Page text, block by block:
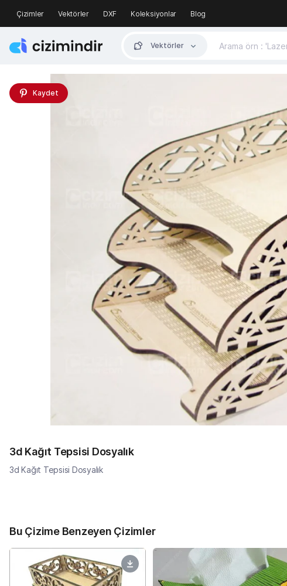
Çizimler Vektörler DXF Koleksiyonlar Blog
Vektörler
Kaydet
3d Kağıt Tepsisi Dosyalık
3d Kağıt Tepsisi Dosyalık
Bu Çizime Benzeyen Çizimler